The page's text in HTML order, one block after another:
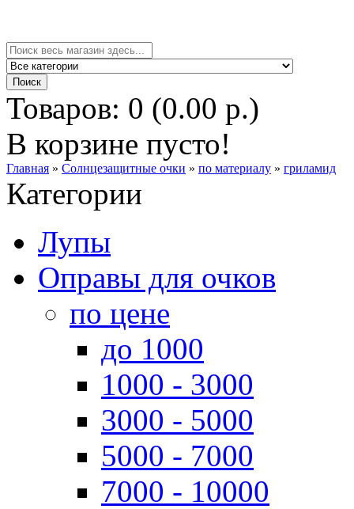
Товаров: 0 (0.00 р.)
В корзине пусто!
Главная » Солнцезащитные очки » по материалу » гриламид
Категории
Лупы
Оправы для очков
по цене
до 1000
1000 - 3000
3000 - 5000
5000 - 7000
7000 - 10000